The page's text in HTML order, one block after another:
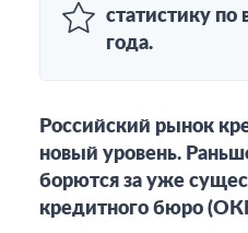
статистику по
года.
Российский рынок
новый уровень.
борются за уже
кредитного бюро